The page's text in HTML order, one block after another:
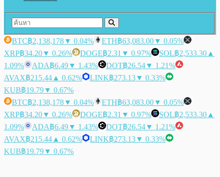
BTC฿2,138,178▼ 0.04% ETH฿63,083.00▼ 0.05%
XRP฿34.20▼ 0.26% DOGE฿2.31 ▼ 0.97% SOL฿2,533.30 ▲
1.09%
ADA฿6.49▼ 1.43% DOT฿26.54▼ 1.21%
AVAX฿215.44 ▲ 0.62% LINK฿273.13▼ 0.33%
KUB฿19.79▼ 0.67%
BTC฿2,138,178▼ 0.04% ETH฿63,083.00▼ 0.05%
XRP฿34.20▼ 0.26% DOGE฿2.31 ▼ 0.97% SOL฿2,533.30 ▲
1.09%
ADA฿6.49▼ 1.43% DOT฿26.54▼ 1.21%
AVAX฿215.44 ▲ 0.62% LINK฿273.13▼ 0.33%
KUB฿19.79▼ 0.67%